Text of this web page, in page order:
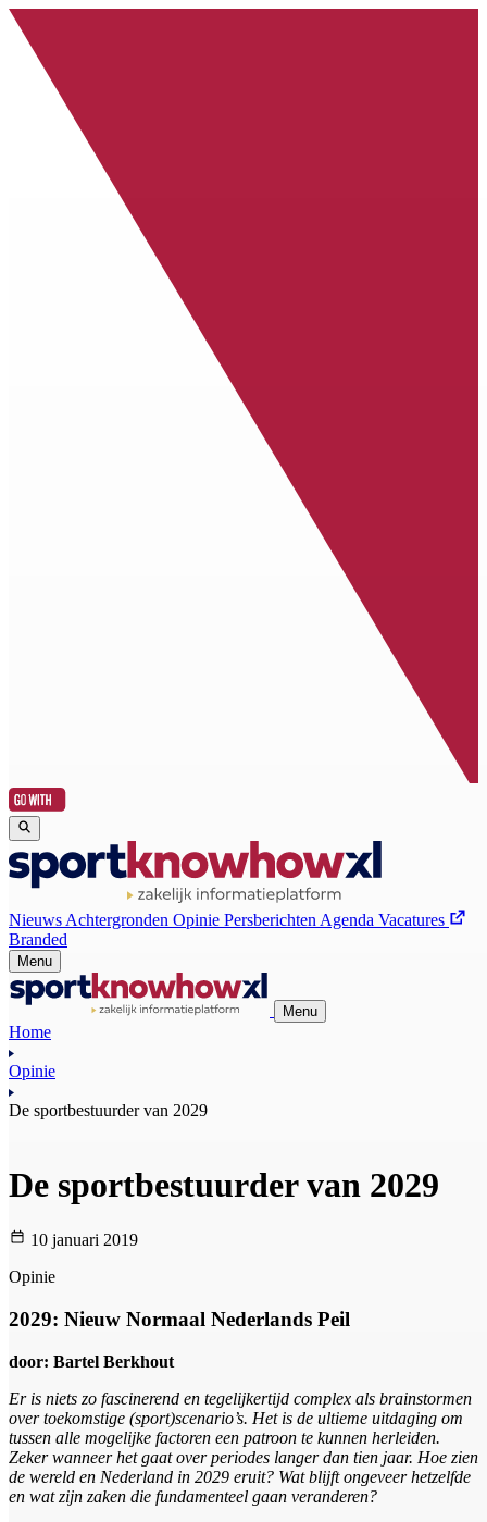
Nieuws Achtergronden Opinie Persberichten Agenda Vacatures
Branded
Menu
Menu
Home
Opinie
De sportbestuurder van 2029
De sportbestuurder van 2029
10 januari 2019
Opinie
2029: Nieuw Normaal Nederlands Peil
door: Bartel Berkhout
Er is niets zo fascinerend en tegelijkertijd complex als brainstormen
over toekomstige (sport)scenario’s. Het is de ultieme uitdaging om
tussen alle mogelijke factoren een patroon te kunnen herleiden.
Zeker wanneer het gaat over periodes langer dan tien jaar. Hoe zien
de wereld en Nederland in 2029 eruit? Wat blijft ongeveer hetzelfde
en wat zijn zaken die fundamenteel gaan veranderen?